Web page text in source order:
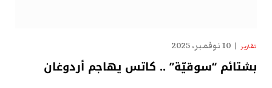
تقارير 10 نوفمبر، 2025
بشتائم “سوقيّة” .. كاتس يهاجم أردوغان